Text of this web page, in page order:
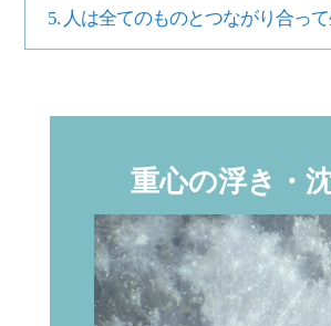
5. 人は全てのものとつながり合っ
重心の浮き・